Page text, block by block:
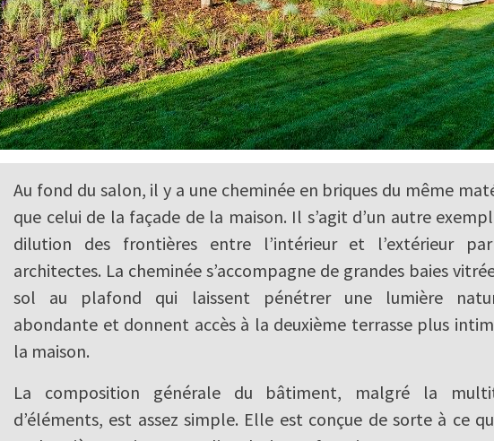
Au fond du salon, il y a une cheminée en briques du même
que celui de la façade de la maison. Il s’agit d’un autre
dilution des frontières entre l’intérieur et l’extérieur
architectes. La cheminée s’accompagne de grandes baies
sol au plafond qui laissent pénétrer une lumière
abondante et donnent accès à la deuxième terrasse plus
la maison.
La composition générale du bâtiment, malgré la
d’éléments, est assez simple. Elle est conçue de sorte à ce